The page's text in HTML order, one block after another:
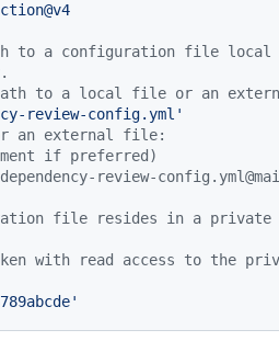
to a configuration file local
path to a local file or an
review-config.yml'
an external file:
if preferred)
review-
file resides in a private
with read access to the